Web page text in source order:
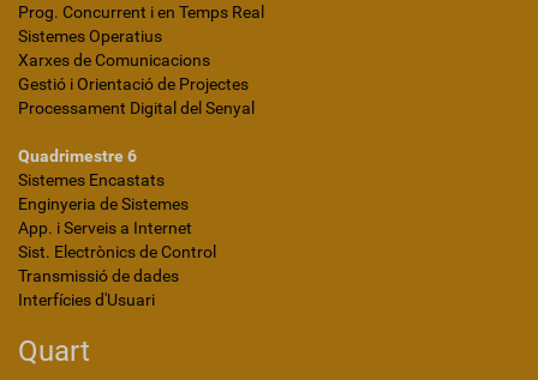
Prog. Concurrent i en Temps Real
Sistemes Operatius
Xarxes de Comunicacions
Gestió i Orientació de Projectes
Processament Digital del Senyal
Quadrimestre 6
Sistemes Encastats
Enginyeria de Sistemes
App. i Serveis a Internet
Sist. Electrònics de Control
Transmissió de dades
Interfícies d'Usuari
Quart